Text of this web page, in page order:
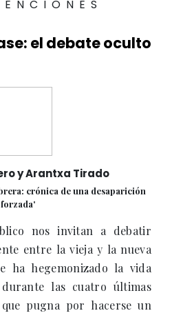
el debate oculto
y Arantxa Tirado
crónica de una desaparición
forzada'
nos invitan a debatir
entre la vieja y la nueva
ha hegemonizado la vida
las cuatro últimas
pugna por hacerse un